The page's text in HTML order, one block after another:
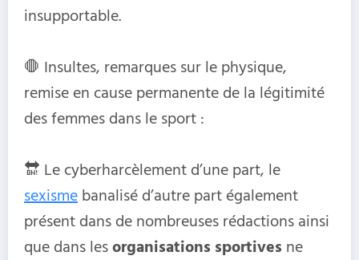
insupportable.
🛑 Insultes, remarques sur le physique,
remise en cause permanente de la légitimité
des femmes dans le sport :
🔛 Le cyberharcèlement d’une part, le
sexisme banalisé d’autre part également
présent dans de nombreuses rédactions ainsi
que dans lesorganisations sportives ne